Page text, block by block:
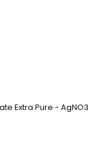
Extra Pure - AgNO3